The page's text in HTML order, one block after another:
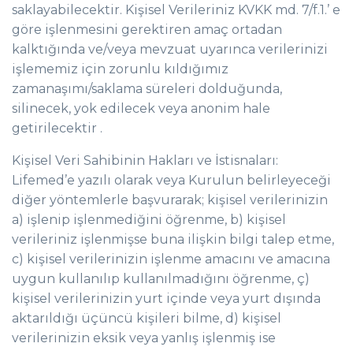
saklayabilecektir. Kişisel Verileriniz KVKK md. 7/f.1.’ e
göre işlenmesini gerektiren amaç ortadan
kalktığında ve/veya mevzuat uyarınca verilerinizi
işlememiz için zorunlu kıldığımız
zamanaşımı/saklama süreleri dolduğunda,
silinecek, yok edilecek veya anonim hale
getirilecektir .
Kişisel Veri Sahibinin Hakları ve İstisnaları:
Lifemed’e yazılı olarak veya Kurulun belirleyeceği
diğer yöntemlerle başvurarak; kişisel verilerinizin
a) işlenip işlenmediğini öğrenme, b) kişisel
verileriniz işlenmişse buna ilişkin bilgi talep etme,
c) kişisel verilerinizin işlenme amacını ve amacına
uygun kullanılıp kullanılmadığını öğrenme, ç)
kişisel verilerinizin yurt içinde veya yurt dışında
aktarıldığı üçüncü kişileri bilme, d) kişisel
verilerinizin eksik veya yanlış işlenmiş ise